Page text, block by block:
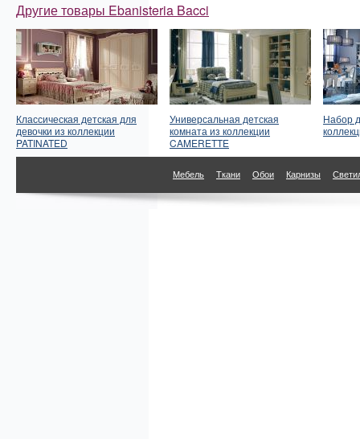
Другие товары Ebanisteria Bacci
Классическая детская для
девочки из коллекции
PATINATED
Универсальная детская
комната из коллекции
CAMERETTE
Набор
Мебель Ткани Обои Карнизы